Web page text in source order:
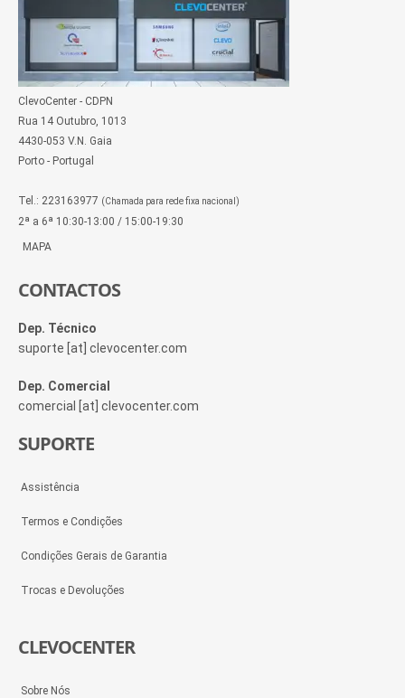
ClevoCenter - CDPN
Rua 14 Outubro, 1013
4430-053 V.N. Gaia
Porto - Portugal
Tel.: 223163977 (Chamada para rede fixa nacional)
2ª a 6ª 10:30-13:00 / 15:00-19:30
MAPA
CONTACTOS
Dep. Técnico
suporte [at] clevocenter.com
Dep. Comercial
comercial [at] clevocenter.com
SUPORTE
Assistência
Termos e Condições
Condições Gerais de Garantia
Trocas e Devoluções
CLEVOCENTER
Sobre Nós